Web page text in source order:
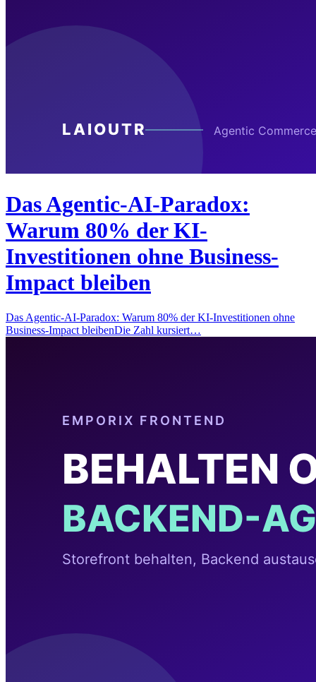
Das Agentic-AI-Paradox:
Warum 80% der KI-
Investitionen ohne Business-
Impact bleiben
Das Agentic-AI-Paradox: Warum 80% der KI-Investitionen ohne
Business-Impact bleibenDie Zahl kursiert…